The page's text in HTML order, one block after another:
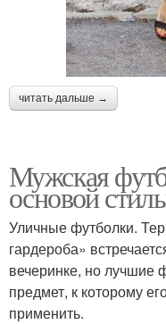
читать дальше →
Мужская
основой
Уличные футболки.
гардероба»
вечеринке, но лучшие
предмет, к которому
применить.